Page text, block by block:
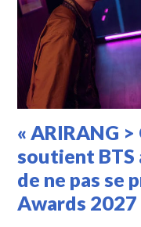
« ARIRANG
soutient BTS
de ne pas se
Awards 2027